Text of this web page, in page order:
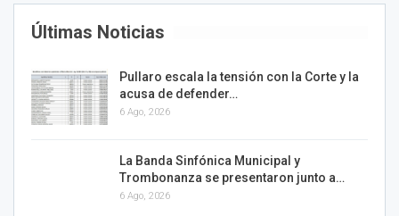
Últimas Noticias
Pullaro escala la tensión con la Corte y la
acusa de defender…
6 Ago, 2026
La Banda Sinfónica Municipal y
Trombonanza se presentaron junto a…
6 Ago, 2026